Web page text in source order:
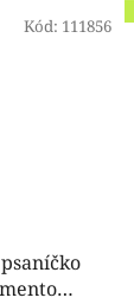
Kód: 111856